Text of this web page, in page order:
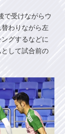
で受けながらウ
わりながら左
グするなどに
して試合前の